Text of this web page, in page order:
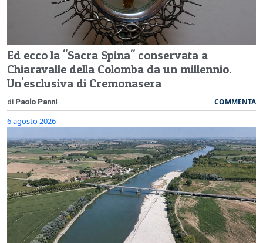
Ed ecco la "Sacra Spina" conservata a
Chiaravalle della Colomba da un millennio.
Un'esclusiva di Cremonasera
di Paolo Panni COMMENTA
6 agosto 2026